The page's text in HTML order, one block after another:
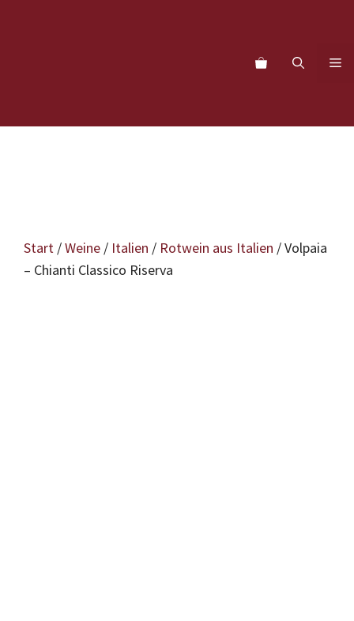
Start /Weine / Italien / Rotwein aus Italien / Volpaia
– Chianti Classico Riserva